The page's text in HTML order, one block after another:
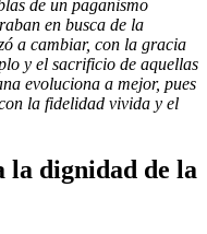
de un paganismo
en busca de la
a cambiar, con la gracia
y el sacrificio de aquellas
evoluciona a mejor, pues
la fidelidad vivida y el
la dignidad de la